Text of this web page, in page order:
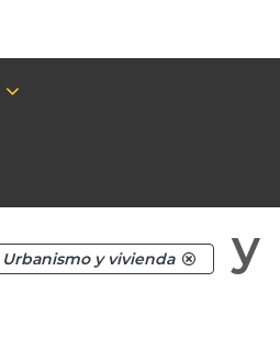
Urbanismo y vivienda
y